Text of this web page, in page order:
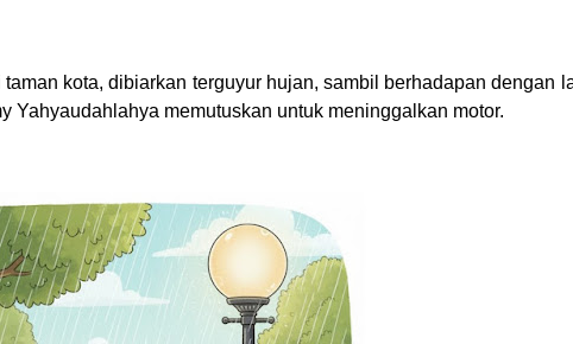
kota, dibiarkan terguyur hujan, sambil berhadapan dengan
Yahyaudahlahya memutuskan untuk meninggalkan motor.